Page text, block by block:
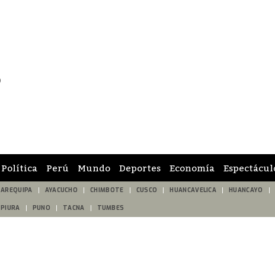
Política Perú Mundo Deportes Economía
AREQUIPA AYACUCHO CHIMBOTE CUSCO HUANCAVELICA HUANCAYO
PIURA PUNO TACNA TUMBES